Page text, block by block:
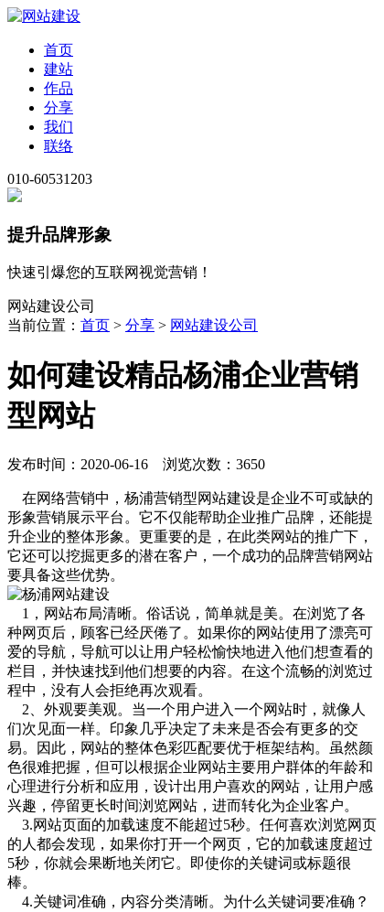
首页
建站
作品
分享
我们
联络
010-60531203
提升品牌形象
快速引爆您的互联网视觉营销！
网站建设公司
当前位置： 首页 > 分享 > 网站建设公司
如何建设精品杨浦企业营销
型网站
发布时间：2020-06-16 浏览次数：3650
在网络营销中，杨浦营销型网站建设是企业不可或缺的
形象营销展示平台。它不仅能帮助企业推广品牌，还能提
升企业的整体形象。更重要的是，在此类网站的推广下，
它还可以挖掘更多的潜在客户，一个成功的品牌营销网站
要具备这些优势。
1，网站布局清晰。俗话说，简单就是美。在浏览了各
种网页后，顾客已经厌倦了。如果你的网站使用了漂亮可
爱的导航，导航可以让用户轻松愉快地进入他们想查看的
栏目，并快速找到他们想要的内容。在这个流畅的浏览过
程中，没有人会拒绝再次观看。
2、外观要美观。当一个用户进入一个网站时，就像人
们次见面一样。印象几乎决定了未来是否会有更多的交
易。因此，网站的整体色彩匹配要优于框架结构。虽然颜
色很难把握，但可以根据企业网站主要用户群体的年龄和
心理进行分析和应用，设计出用户喜欢的网站，让用户感
兴趣，停留更长时间浏览网站，进而转化为企业客户。
3.网站页面的加载速度不能超过5秒。任何喜欢浏览网页
的人都会发现，如果你打开一个网页，它的加载速度超过
5秒，你就会果断地关闭它。即使你的关键词或标题很
棒。
4.关键词准确，内容分类清晰。为什么关键词要准确？